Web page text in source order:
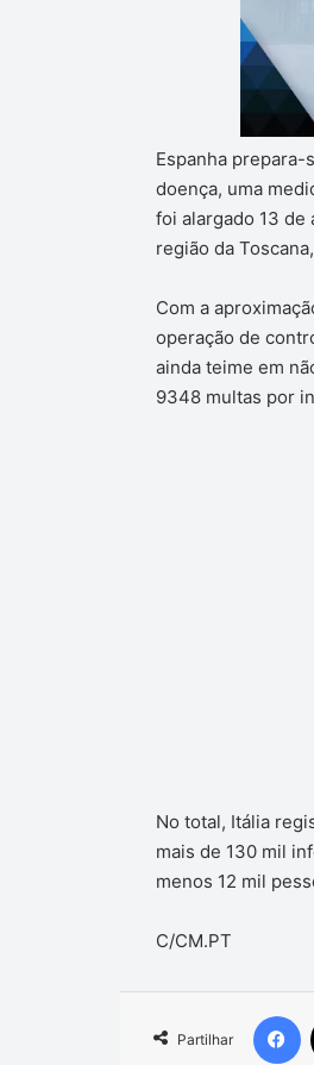
Espanha
doença, uma
foi alargado 13 de
região da
Com a
operação de
ainda teime em
9348 multas por
No total, Itália
mais de 130 mil
menos 12 mil
C/CM.PT
Partilhar